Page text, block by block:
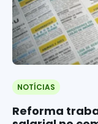
NOTÍCIAS
Reforma